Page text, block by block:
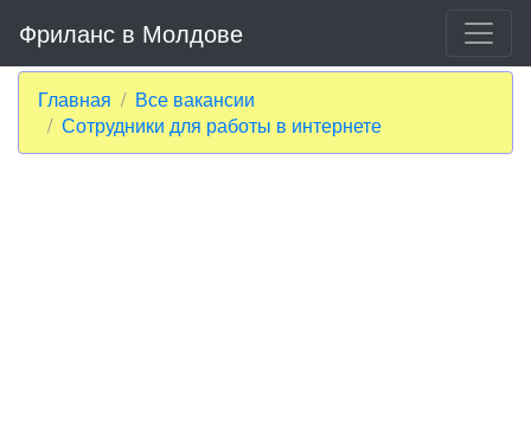
Фриланс в Молдове
Главная
Все вакансии
Сотрудники для работы в интернете